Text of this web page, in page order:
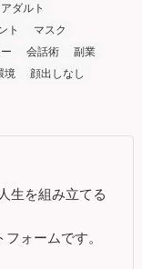
ダルト
ト
マスク
会話術
副業
境
顔出しなし
生を組み立てる
ォームです。